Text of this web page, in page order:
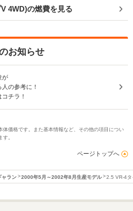
4WD)の燃費を見る
お知らせ
が
の参考に！
チラ！
体価格です。また基本情報など、その他の項目につい
。
ページトップへ
ャラン 2000年5月～2002年8月生産モデル 2.5 VR-4タ